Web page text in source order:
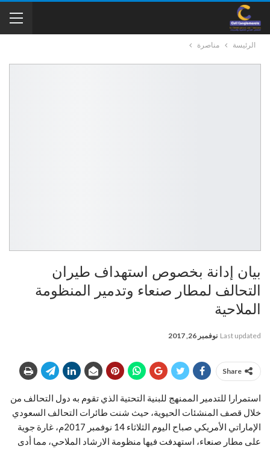
الرئيسة مناصرة
بيان إدانة بخصوص استهداف طيران
التحالف لمطار صنعاء وتدمير المنظومة
الملاحية
Last updated نوفمبر 26, 2017
Share
استمرارا للتدمير الممنهج للبنية التحتية الذي تقوم به دول التحالف من
خلال قصف المنشئات الحيوية، حيث شنت طائرات التحالف السعودي
الإماراتي الأمريكي صباح اليوم الثلاثاء 14 نوفمبر 2017م، غارة جوية
على مطار صنعاء، استهدفت فيها منظومة الارشاد الملاحي، مما أدى